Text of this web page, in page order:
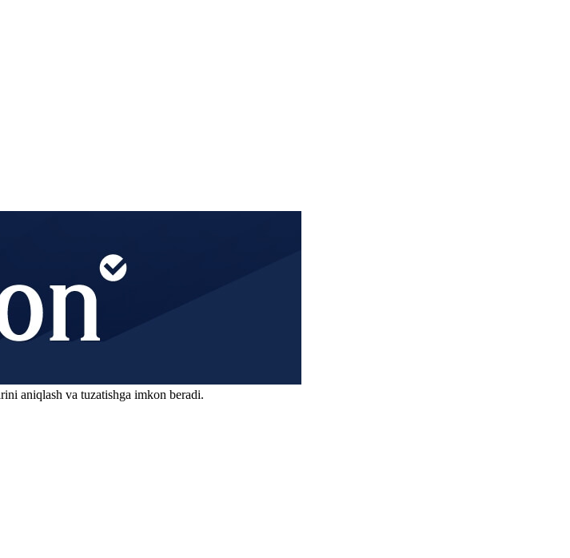
aniqlash va tuzatishga imkon beradi.